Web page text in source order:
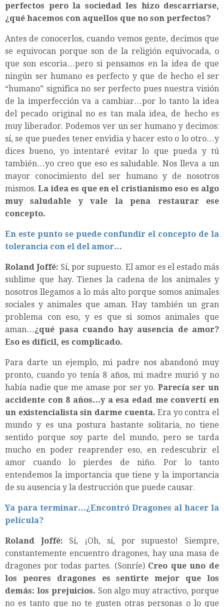
perfectos pero la sociedad les hizo descarriarse,
¿qué hacemos con aquellos que no son perfectos?
Antes de conocerlos, cuando vemos gente, decimos que
se equivocan porque son de la religión equivocada, o
que son escoria…pero si pensamos en la idea de que
ningún ser humano es perfecto y que de hecho el ser
“humano” significa no ser perfecto pues nuestra visión
de la imperfección va a cambiar…por lo tanto la idea
del pecado original no es tan mala idea, de hecho es
muy liberador. Podemos ver un ser humano y decimos:
sí, se que puedes tener envidia y hacer esto o lo otro…y
dices bueno, yo intentaré evitar lo que pueda y tú
también…yo creo que eso es saludable. Nos lleva a un
mayor conocimiento del ser humano y de nosotros
mismos.La idea es que en el cristianismo eso es algo
muy saludable y vale la pena restaurar ese
concepto.
En este punto se puede confundir el concepto de la
tolerancia con el del amor…
Roland Joffé: Sí, por supuesto. El amor es el estado más
sublime que hay. Tienes la cadena de los animales y
nosotros llegamos a lo más alto porque somos animales
sociales y animales que aman. Hay también un gran
problema con eso, y es que si somos animales que
aman…¿qué pasa cuando hay ausencia de amor?
Eso es difícil, es complicado.
Para darte un ejemplo, mi padre nos abandonó muy
pronto, cuando yo tenía 8 años, mi madre murió y no
había nadie que me amase por ser yo. Parecía ser un
accidente con 8 años…y a esa edad me convertí en
un existencialista sin darme cuenta. Era yo contra el
mundo y es una postura bastante solitaria, no tiene
sentido porque soy parte del mundo, pero se tarda
mucho en poder reaprender eso, en redescubrir el
amor cuando lo pierdes de niño. Por lo tanto
entendemos la importancia que tiene y la importancia
de su ausencia y la destrucción que puede causar.
Ya para terminar…¿Encontró Dragones al hacer la
película?
Roland Joffé: Sí, ¡Oh, sí, por supuesto! Siempre,
constantemente encuentro dragones, hay una masa de
dragones por todas partes. (Sonríe) Creo que uno de
los peores dragones es sentirte mejor que los
demás: los prejuicios. Son algo muy atractivo, porque
no es tanto que no te gusten otras personas o lo que